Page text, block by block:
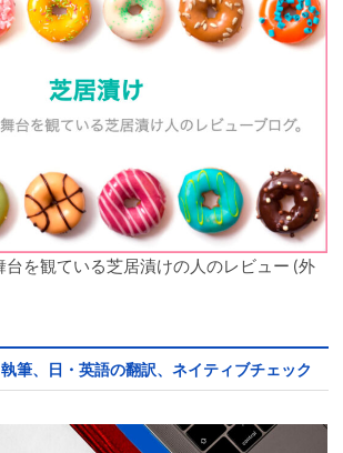
を観ている芝居漬けの人のレビュー (外
筆、日・英語の翻訳、ネイティブチェック